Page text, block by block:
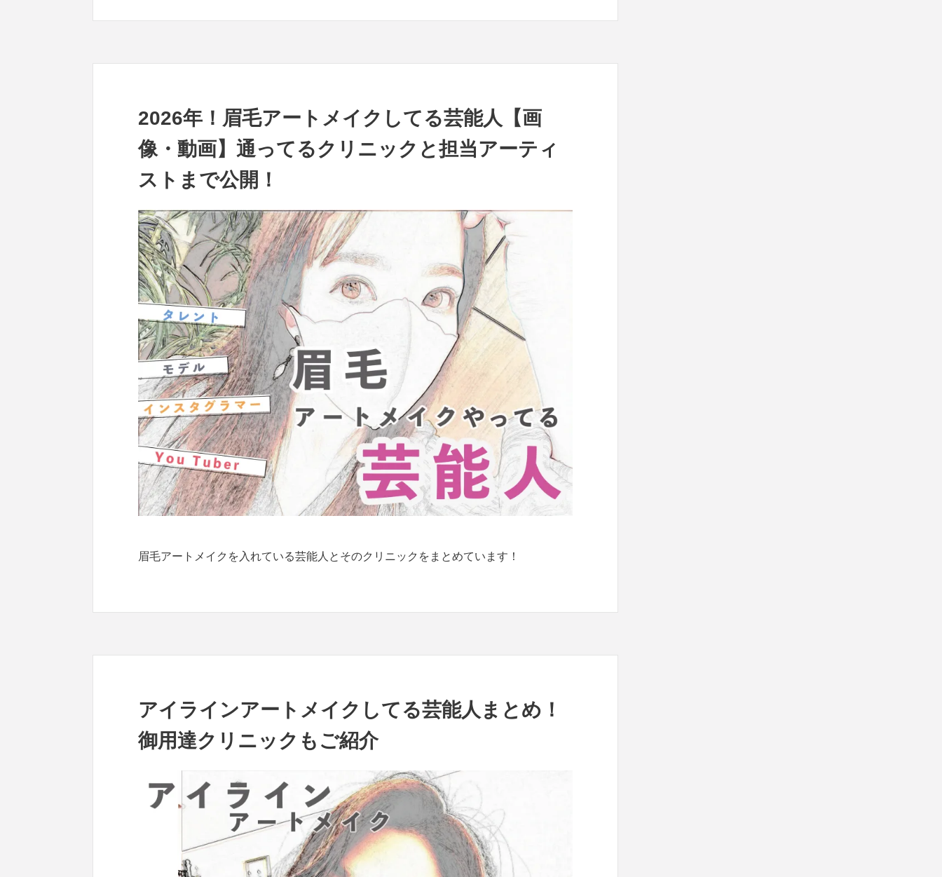
2026年！眉毛アートメイクしてる芸能人【画
像・動画】通ってるクリニックと担当アーティ
ストまで公開！
眉毛アートメイクを入れている芸能人とそのクリニックをまとめています！
アイラインアートメイクしてる芸能人まとめ！
御用達クリニックもご紹介